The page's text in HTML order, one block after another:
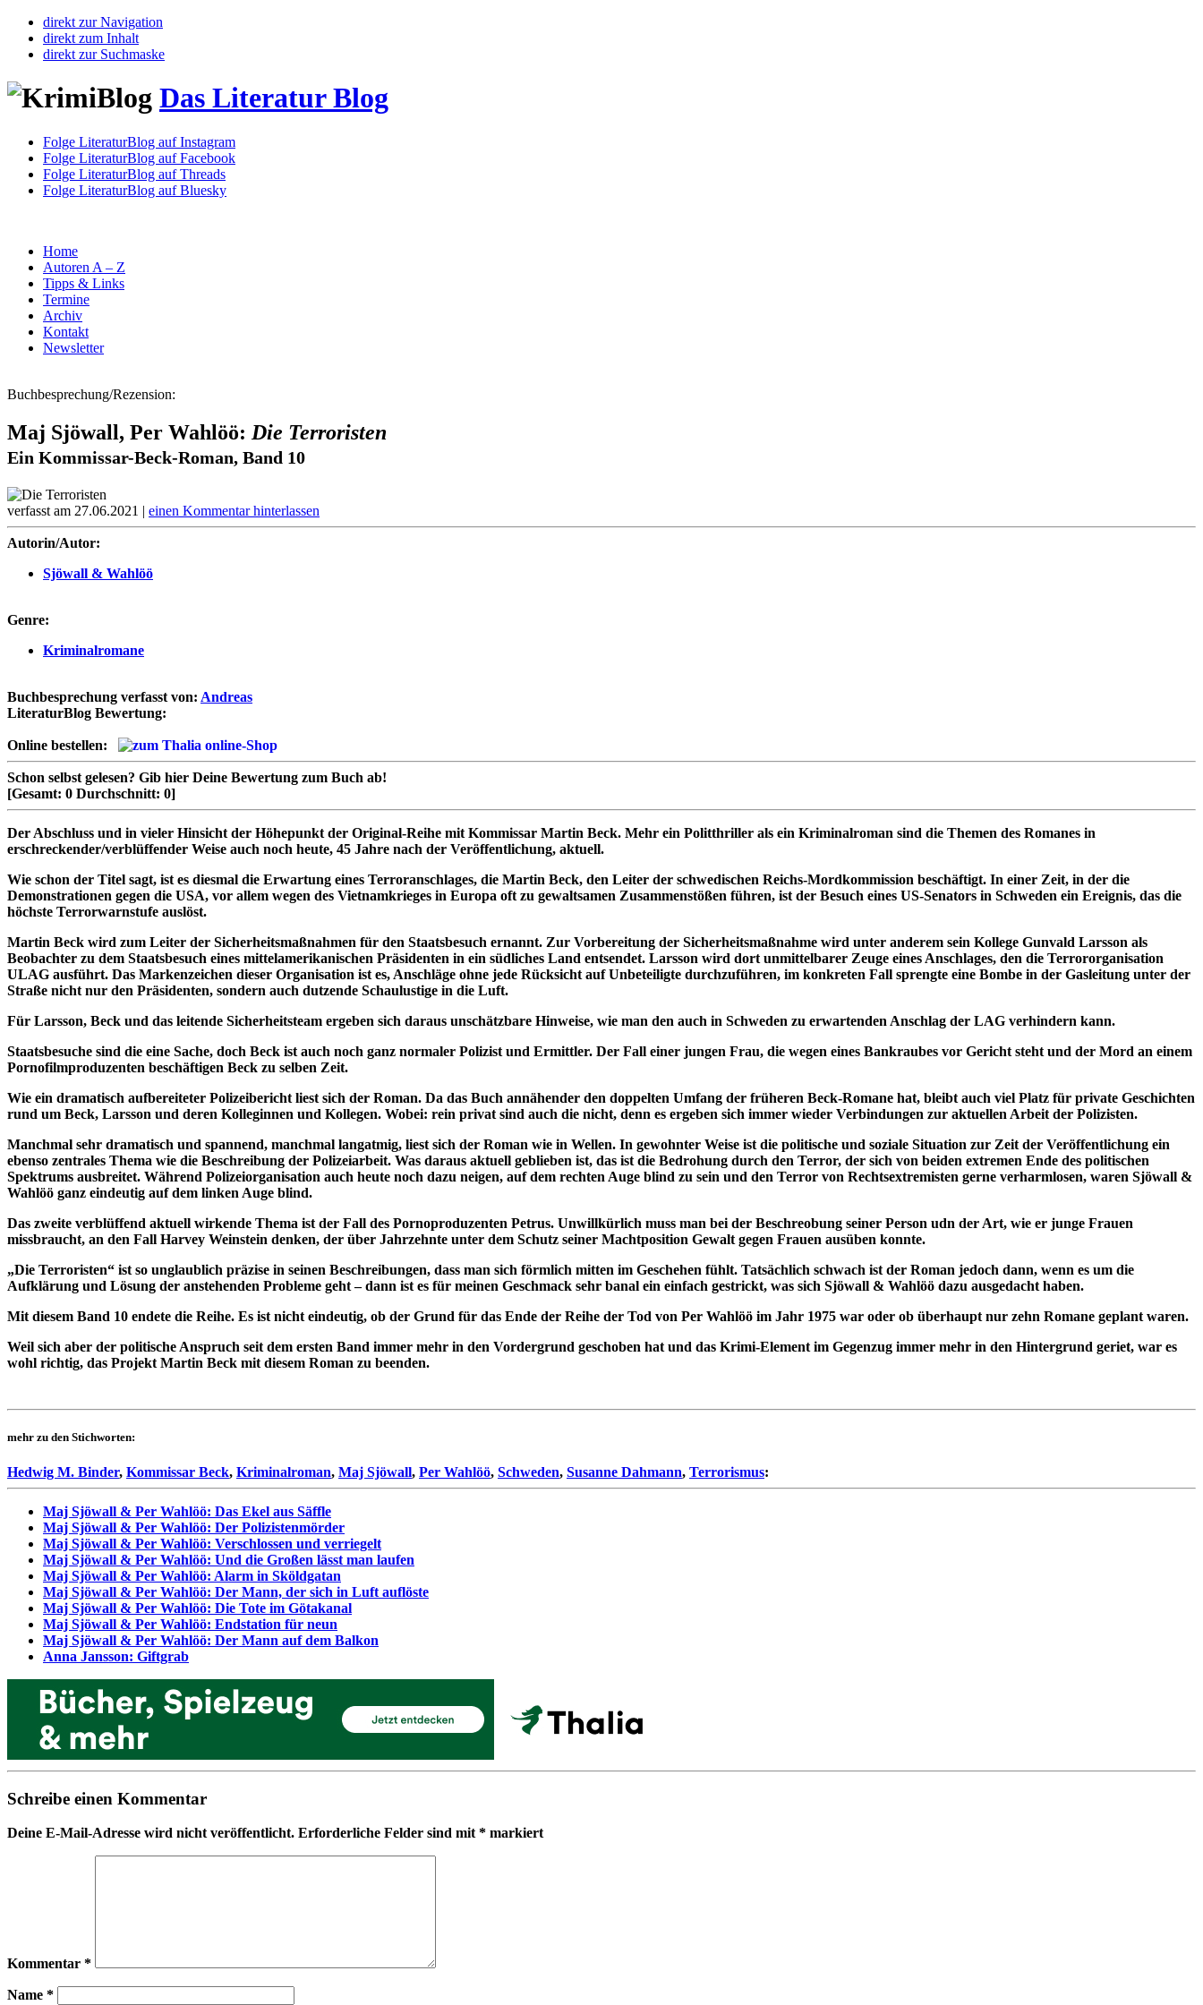
direkt zur Navigation
direkt zum Inhalt
direkt zur Suchmaske
Das Literatur Blog
Folge LiteraturBlog auf Instagram
Folge LiteraturBlog auf Facebook
Folge LiteraturBlog auf Threads
Folge LiteraturBlog auf Bluesky
Home
Autoren A – Z
Tipps & Links
Termine
Archiv
Kontakt
Newsletter
Buchbesprechung/Rezension:
Maj Sjöwall, Per Wahlöö: Die Terroristen
Ein Kommissar-Beck-Roman, Band 10
verfasst am 27.06.2021 | einen Kommentar hinterlassen
Autorin/Autor:
Sjöwall & Wahlöö
Genre:
Kriminalromane
Buchbesprechung verfasst von: Andreas
LiteraturBlog Bewertung:
Online bestellen:
Schon selbst gelesen? Gib hier Deine Bewertung zum Buch ab!
[Gesamt: 0 Durchschnitt: 0]
Der Abschluss und in vieler Hinsicht der Höhepunkt der Original-Reihe mit Kommissar Martin Beck. Mehr ein Politthriller als ein Kriminalroman sind die Themen des Romanes in
erschreckender/verblüffender Weise auch noch heute, 45 Jahre nach der Veröffentlichung, aktuell.
Wie schon der Titel sagt, ist es diesmal die Erwartung eines Terroranschlages, die Martin Beck, den Leiter der schwedischen Reichs-Mordkommission beschäftigt. In einer Zeit, in der die
Demonstrationen gegen die USA, vor allem wegen des Vietnamkrieges in Europa oft zu gewaltsamen Zusammenstößen führen, ist der Besuch eines US-Senators in Schweden ein Ereignis, das die
höchste Terrorwarnstufe auslöst.
Martin Beck wird zum Leiter der Sicherheitsmaßnahmen für den Staatsbesuch ernannt. Zur Vorbereitung der Sicherheitsmaßnahme wird unter anderem sein Kollege Gunvald Larsson als
Beobachter zu dem Staatsbesuch eines mittelamerikanischen Präsidenten in ein südliches Land entsendet. Larsson wird dort unmittelbarer Zeuge eines Anschlages, den die Terrororganisation
ULAG ausführt. Das Markenzeichen dieser Organisation ist es, Anschläge ohne jede Rücksicht auf Unbeteiligte durchzuführen, im konkreten Fall sprengte eine Bombe in der Gasleitung unter der
Straße nicht nur den Präsidenten, sondern auch dutzende Schaulustige in die Luft.
Für Larsson, Beck und das leitende Sicherheitsteam ergeben sich daraus unschätzbare Hinweise, wie man den auch in Schweden zu erwartenden Anschlag der LAG verhindern kann.
Staatsbesuche sind die eine Sache, doch Beck ist auch noch ganz normaler Polizist und Ermittler. Der Fall einer jungen Frau, die wegen eines Bankraubes vor Gericht steht und der Mord an einem
Pornofilmproduzenten beschäftigen Beck zu selben Zeit.
Wie ein dramatisch aufbereiteter Polizeibericht liest sich der Roman. Da das Buch annähender den doppelten Umfang der früheren Beck-Romane hat, bleibt auch viel Platz für private Geschichten
rund um Beck, Larsson und deren Kolleginnen und Kollegen. Wobei: rein privat sind auch die nicht, denn es ergeben sich immer wieder Verbindungen zur aktuellen Arbeit der Polizisten.
Manchmal sehr dramatisch und spannend, manchmal langatmig, liest sich der Roman wie in Wellen. In gewohnter Weise ist die politische und soziale Situation zur Zeit der Veröffentlichung ein
ebenso zentrales Thema wie die Beschreibung der Polizeiarbeit. Was daraus aktuell geblieben ist, das ist die Bedrohung durch den Terror, der sich von beiden extremen Ende des politischen
Spektrums ausbreitet. Während Polizeiorganisation auch heute noch dazu neigen, auf dem rechten Auge blind zu sein und den Terror von Rechtsextremisten gerne verharmlosen, waren Sjöwall &
Wahlöö ganz eindeutig auf dem linken Auge blind.
Das zweite verblüffend aktuell wirkende Thema ist der Fall des Pornoproduzenten Petrus. Unwillkürlich muss man bei der Beschreobung seiner Person udn der Art, wie er junge Frauen
missbraucht, an den Fall Harvey Weinstein denken, der über Jahrzehnte unter dem Schutz seiner Machtposition Gewalt gegen Frauen ausüben konnte.
„Die Terroristen“ ist so unglaublich präzise in seinen Beschreibungen, dass man sich förmlich mitten im Geschehen fühlt. Tatsächlich schwach ist der Roman jedoch dann, wenn es um die
Aufklärung und Lösung der anstehenden Probleme geht – dann ist es für meinen Geschmack sehr banal ein einfach gestrickt, was sich Sjöwall & Wahlöö dazu ausgedacht haben.
Mit diesem Band 10 endete die Reihe. Es ist nicht eindeutig, ob der Grund für das Ende der Reihe der Tod von Per Wahlöö im Jahr 1975 war oder ob überhaupt nur zehn Romane geplant waren.
Weil sich aber der politische Anspruch seit dem ersten Band immer mehr in den Vordergrund geschoben hat und das Krimi-Element im Gegenzug immer mehr in den Hintergrund geriet, war es
wohl richtig, das Projekt Martin Beck mit diesem Roman zu beenden.
mehr zu den Stichworten:
Hedwig M. Binder, Kommissar Beck, Kriminalroman, Maj Sjöwall, Per Wahlöö, Schweden, Susanne Dahmann, Terrorismus:
Maj Sjöwall & Per Wahlöö: Das Ekel aus Säffle
Maj Sjöwall & Per Wahlöö: Der Polizistenmörder
Maj Sjöwall & Per Wahlöö: Verschlossen und verriegelt
Maj Sjöwall & Per Wahlöö: Und die Großen lässt man laufen
Maj Sjöwall & Per Wahlöö: Alarm in Sköldgatan
Maj Sjöwall & Per Wahlöö: Der Mann, der sich in Luft auflöste
Maj Sjöwall & Per Wahlöö: Die Tote im Götakanal
Maj Sjöwall & Per Wahlöö: Endstation für neun
Maj Sjöwall & Per Wahlöö: Der Mann auf dem Balkon
Anna Jansson: Giftgrab
Schreibe einen Kommentar
Deine E-Mail-Adresse wird nicht veröffentlicht. Erforderliche Felder sind mit* markiert
Kommentar *
Name *